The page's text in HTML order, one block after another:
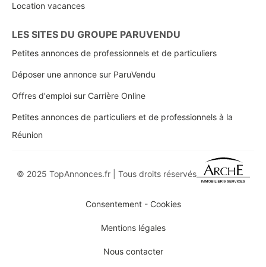
Location vacances
LES SITES DU GROUPE PARUVENDU
Petites annonces de professionnels et de particuliers
Déposer une annonce sur ParuVendu
Offres d'emploi sur Carrière Online
Petites annonces de particuliers et de professionnels à la
Réunion
© 2025 TopAnnonces.fr | Tous droits réservés
Consentement - Cookies
Mentions légales
Nous contacter